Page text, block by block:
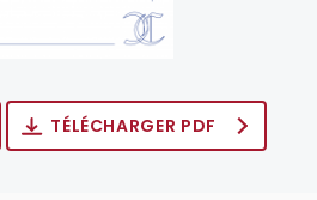
TÉLÉCHARGER PDF